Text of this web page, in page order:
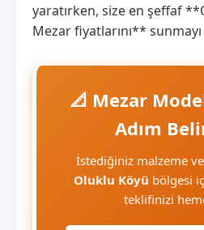
yaratırken, size en şeffaf
Mezar fiyatlarını**
📐 Mezar
Adım
İstediğiniz malzeme
Oluklu Köyü bölgesi
teklifinizi